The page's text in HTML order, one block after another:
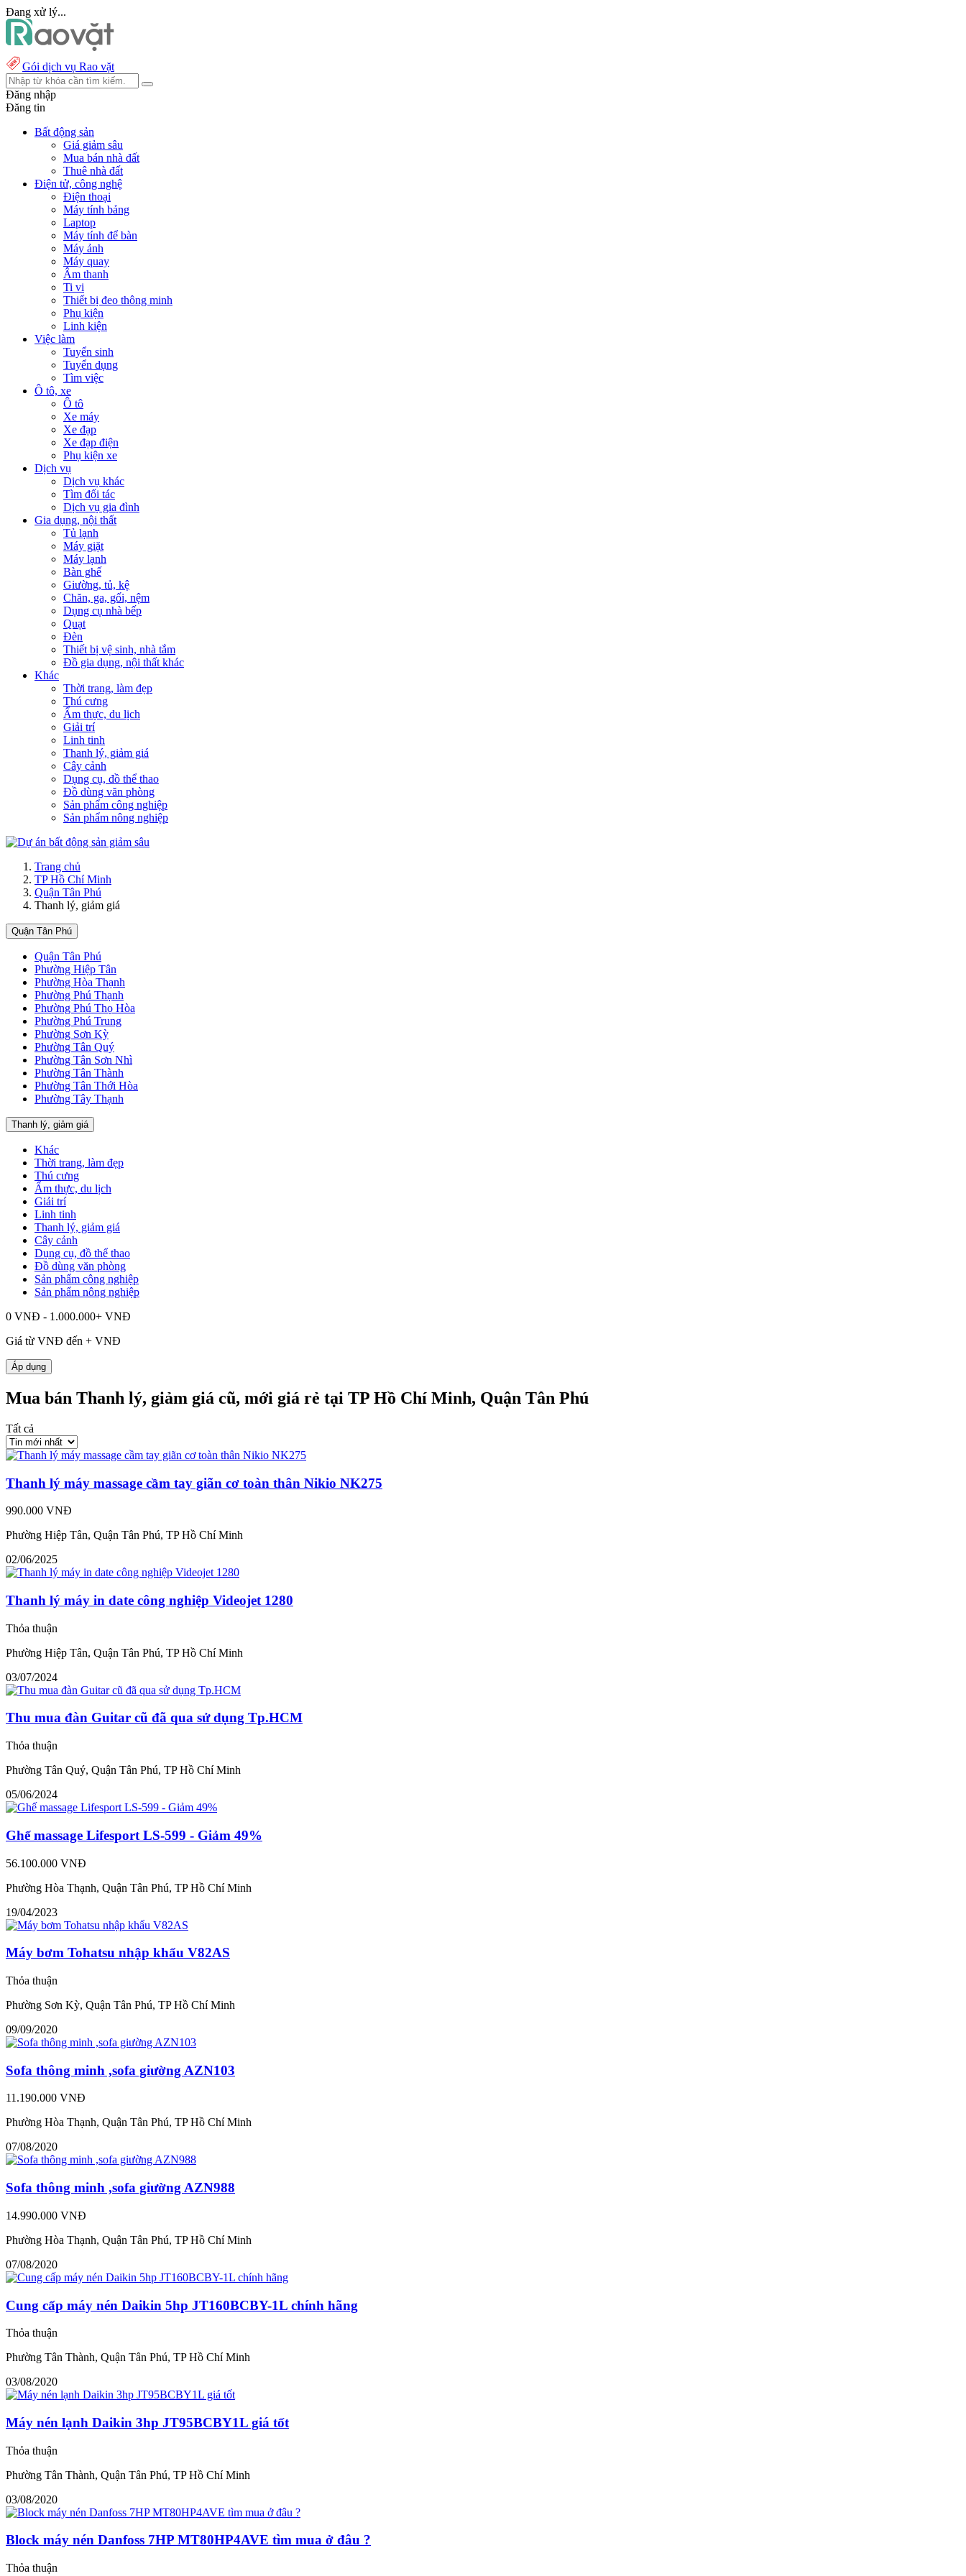
Đang xử lý...
Gói dịch vụ Rao vặt
Đăng nhập
Đăng tin
Bất động sản
Giá giảm sâu
Mua bán nhà đất
Thuê nhà đất
Điện tử, công nghệ
Điện thoại
Máy tính bảng
Laptop
Máy tính để bàn
Máy ảnh
Máy quay
Âm thanh
Ti vi
Thiết bị đeo thông minh
Phụ kiện
Linh kiện
Việc làm
Tuyển sinh
Tuyển dụng
Tìm việc
Ô tô, xe
Ô tô
Xe máy
Xe đạp
Xe đạp điện
Phụ kiện xe
Dịch vụ
Dịch vụ khác
Tìm đối tác
Dịch vụ gia đình
Gia dụng, nội thất
Tủ lạnh
Máy giặt
Máy lạnh
Bàn ghế
Giường, tủ, kệ
Chăn, ga, gối, nệm
Dụng cụ nhà bếp
Quạt
Đèn
Thiết bị vệ sinh, nhà tắm
Đồ gia dụng, nội thất khác
Khác
Thời trang, làm đẹp
Thú cưng
Ẩm thực, du lịch
Giải trí
Linh tinh
Thanh lý, giảm giá
Cây cảnh
Dụng cụ, đồ thể thao
Đồ dùng văn phòng
Sản phẩm công nghiệp
Sản phẩm nông nghiệp
Trang chủ
TP Hồ Chí Minh
Quận Tân Phú
Thanh lý, giảm giá
Quận Tân Phú
Quận Tân Phú
Phường Hiệp Tân
Phường Hòa Thạnh
Phường Phú Thạnh
Phường Phú Thọ Hòa
Phường Phú Trung
Phường Sơn Kỳ
Phường Tân Quý
Phường Tân Sơn Nhì
Phường Tân Thành
Phường Tân Thới Hòa
Phường Tây Thạnh
Thanh lý, giảm giá
Khác
Thời trang, làm đẹp
Thú cưng
Ẩm thực, du lịch
Giải trí
Linh tinh
Thanh lý, giảm giá
Cây cảnh
Dụng cụ, đồ thể thao
Đồ dùng văn phòng
Sản phẩm công nghiệp
Sản phẩm nông nghiệp
0 VNĐ - 1.000.000+ VNĐ
Giá từ VNĐ đến + VNĐ
Áp dụng
Mua bán Thanh lý, giảm giá cũ, mới giá rẻ tại TP Hồ Chí Minh, Quận Tân Phú
Tất cả
Thanh lý máy massage cầm tay giãn cơ toàn thân Nikio NK275
990.000 VNĐ
Phường Hiệp Tân, Quận Tân Phú, TP Hồ Chí Minh
02/06/2025
Thanh lý máy in date công nghiệp Videojet 1280
Thỏa thuận
Phường Hiệp Tân, Quận Tân Phú, TP Hồ Chí Minh
03/07/2024
Thu mua đàn Guitar cũ đã qua sử dụng Tp.HCM
Thỏa thuận
Phường Tân Quý, Quận Tân Phú, TP Hồ Chí Minh
05/06/2024
Ghế massage Lifesport LS-599 - Giảm 49%
56.100.000 VNĐ
Phường Hòa Thạnh, Quận Tân Phú, TP Hồ Chí Minh
19/04/2023
Máy bơm Tohatsu nhập khẩu V82AS
Thỏa thuận
Phường Sơn Kỳ, Quận Tân Phú, TP Hồ Chí Minh
09/09/2020
Sofa thông minh ,sofa giường AZN103
11.190.000 VNĐ
Phường Hòa Thạnh, Quận Tân Phú, TP Hồ Chí Minh
07/08/2020
Sofa thông minh ,sofa giường AZN988
14.990.000 VNĐ
Phường Hòa Thạnh, Quận Tân Phú, TP Hồ Chí Minh
07/08/2020
Cung cấp máy nén Daikin 5hp JT160BCBY-1L chính hãng
Thỏa thuận
Phường Tân Thành, Quận Tân Phú, TP Hồ Chí Minh
03/08/2020
Máy nén lạnh Daikin 3hp JT95BCBY1L giá tốt
Thỏa thuận
Phường Tân Thành, Quận Tân Phú, TP Hồ Chí Minh
03/08/2020
Block máy nén Danfoss 7HP MT80HP4AVE tìm mua ở đâu ?
Thỏa thuận